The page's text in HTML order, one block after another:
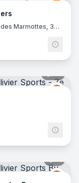
Centre Commercial Les Bergers, 179 Av. des Marmottes, 38750 Huez